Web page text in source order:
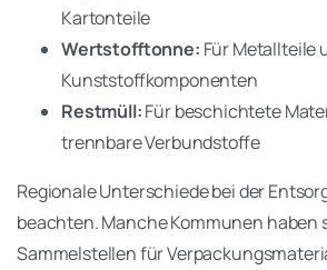
Kartonteile
Wertstofftonne: Für Metallteile
Kunststoffkomponenten
Restmüll:Für beschichtete
trennbare Verbundstoffe
Regionale Unterschiede bei der
beachten. Manche Kommunen haben
Sammelstellen für